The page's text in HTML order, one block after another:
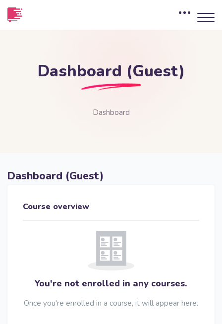
Skip to main content
Dashboard (Guest)
Dashboard
Dashboard (Guest)
Course overview
You're not enrolled in any courses.
Once you're enrolled in a course, it will appear here.